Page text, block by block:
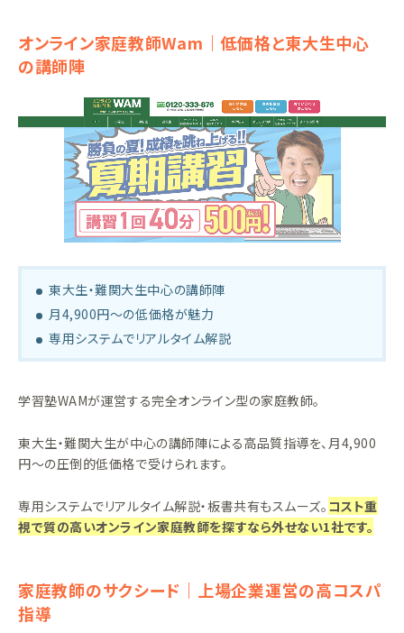
オンライン家庭教師Wam｜低価格と東大生中心
の講師陣
東大生・難関大生中心の講師陣
月4,900円～の低価格が魅力
専用システムでリアルタイム解説
学習塾WAMが運営する完全オンライン型の家庭教師。
東大生・難関大生が中心の講師陣による高品質指導を、月4,900
円～の圧倒的低価格で受けられます。
専用システムでリアルタイム解説・板書共有もスムーズ。 コスト重
視で質の高いオンライン家庭教師を探すなら外せない1社です。
家庭教師のサクシード｜上場企業運営の高コスパ
指導